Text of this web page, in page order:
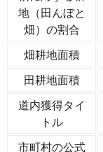
地（田んぼと
畑）の割合
畑耕地面積
田耕地面積
道内獲得タイ
トル
市町村の公式